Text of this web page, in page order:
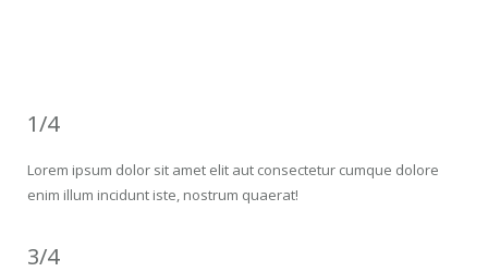
1/4
Lorem ipsum dolor sit amet elit aut consectetur cumque dolore
enim illum incidunt iste, nostrum quaerat!
3/4